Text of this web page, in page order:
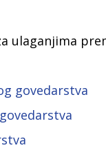
ulaganjima
govedarstva